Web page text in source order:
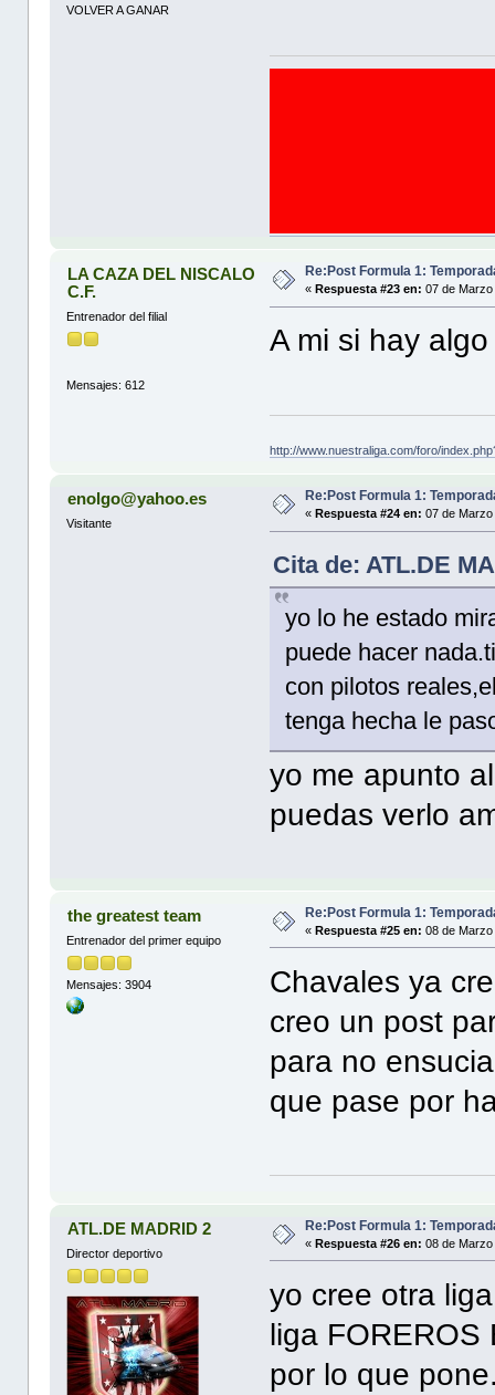
VOLVER A GANAR
LA CAZA DEL NISCALO
C.F.
Entrenador del filial
Mensajes: 612
Re:Post Formula 1:
«Respuesta #23 en: 07 de
A mi si hay
http://www.nuestraliga.com/foro/
enolgo@yahoo.es
Visitante
Re:Post Formula 1:
« Respuesta #24 en: 07 de
Cita de: ATL.DE
yo lo he estado
puede hacer
con pilotos
tenga hecha le
yo me apunto
puedas verlo
the greatest team
Entrenador del primer equipo
Mensajes: 3904
Re:Post Formula 1:
«Respuesta #25 en: 08 de
Chavales ya
creo un post
para no
que pase por
ATL.DE MADRID 2
Director deportivo
Re:Post Formula 1:
«Respuesta #26 en: 08 de
yo cree otra
liga FOREROS
por lo que